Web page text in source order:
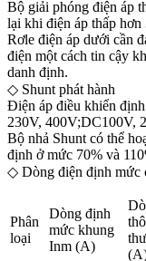
Bộ giải phóng điện áp
lại khi điện áp thấp hơn
Rơle điện áp dưới cần
điện một cách tin cậy
danh định.
◇ Shunt phát hành
Điện áp điều khiển
230V, 400V;DC100V,
Bộ nhả Shunt có thể
định ở mức 70% và
◇ Dòng điện định mức
Phân
loại
Dòng định
mức khung
Inm (A)